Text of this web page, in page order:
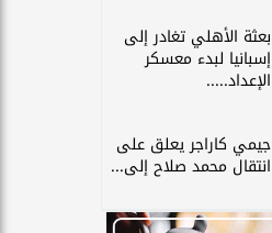
بعثة الأهلي تغادر إلى
إسبانيا لبدء معسكر
الإعداد.....
جيمي كاراجر يعلق على
انتقال محمد صلاح إلى...